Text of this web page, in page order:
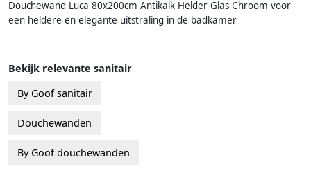
Douchewand Luca 80x200cm Antikalk Helder Glas Chroom voor
een heldere en elegante uitstraling in de badkamer
Bekijk relevante sanitair
By Goof sanitair
Douchewanden
By Goof douchewanden